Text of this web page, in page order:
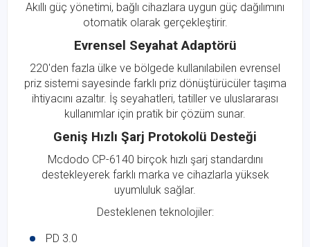
Akıllı güç yönetimi, bağlı cihazlara uygun güç dağılımını
otomatik olarak gerçekleştirir.
Evrensel Seyahat Adaptörü
220'den fazla ülke ve bölgede kullanılabilen evrensel
priz sistemi sayesinde farklı priz dönüştürücüler taşıma
ihtiyacını azaltır. İş seyahatleri, tatiller ve uluslararası
kullanımlar için pratik bir çözüm sunar.
Geniş Hızlı Şarj Protokolü Desteği
Mcdodo CP-6140 birçok hızlı şarj standardını
destekleyerek farklı marka ve cihazlarla yüksek
uyumluluk sağlar.
Desteklenen teknolojiler:
PD 3.0